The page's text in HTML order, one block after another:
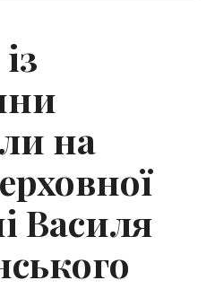
на
Василя